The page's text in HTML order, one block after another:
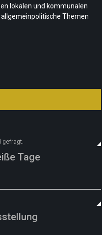
21. Juni 2026
neue Edition vom
lokalen und kommunalen
Themen
Tage